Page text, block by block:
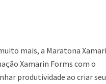
mais, a Maratona
Xamarin Forms com o
produtividade ao criar seu